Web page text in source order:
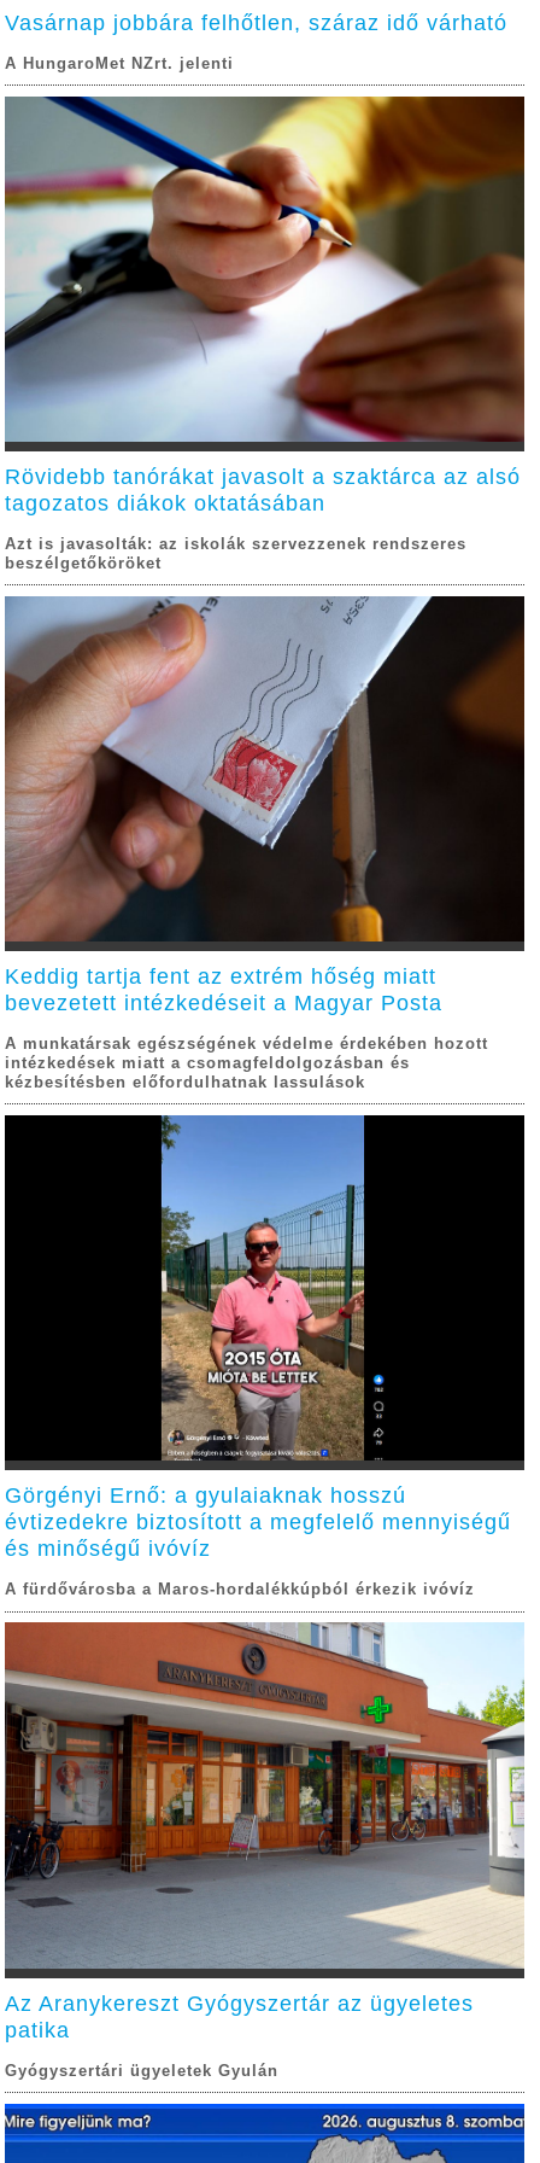
Vasárnap jobbára felhőtlen, száraz idő várható
A HungaroMet NZrt. jelenti
Rövidebb tanórákat javasolt a szaktárca az alsó
tagozatos diákok oktatásában
Azt is javasolták: az iskolák szervezzenek rendszeres
beszélgetőköröket
Keddig tartja fent az extrém hőség miatt
bevezetett intézkedéseit a Magyar Posta
A munkatársak egészségének védelme érdekében hozott
intézkedések miatt a csomagfeldolgozásban és
kézbesítésben előfordulhatnak lassulások
Görgényi Ernő: a gyulaiaknak hosszú
évtizedekre biztosított a megfelelő mennyiségű
és minőségű ivóvíz
A fürdővárosba a Maros-hordalékkúpból érkezik ivóvíz
Az Aranykereszt Gyógyszertár az ügyeletes
patika
Gyógyszertári ügyeletek Gyulán